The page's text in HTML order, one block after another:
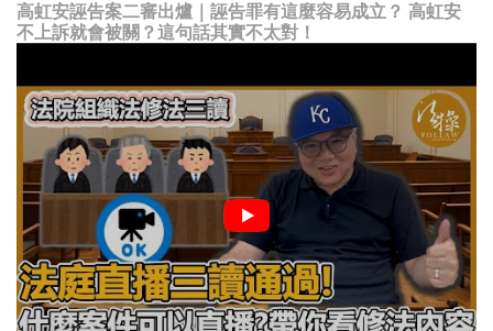
高虹安誣告案二審出爐｜誣告罪有這麼容易成立？ 高虹安
不上訴就會被關？這句話其實不太對！